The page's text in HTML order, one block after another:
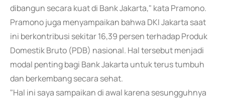
dibangun secara kuat di Bank Jakarta," kata Pramono.
Pramono juga menyampaikan bahwa DKI Jakarta saat
ini berkontribusi sekitar 16,39 persen terhadap Produk
Domestik Bruto (PDB) nasional. Hal tersebut menjadi
modal penting bagi Bank Jakarta untuk terus tumbuh
dan berkembang secara sehat.
"Hal ini saya sampaikan di awal karena sesungguhnya